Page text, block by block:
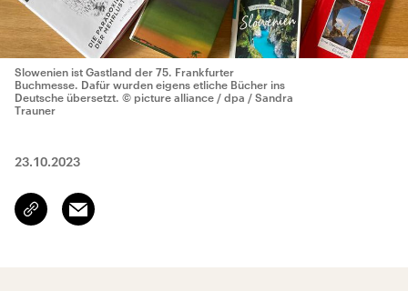
Slowenien ist Gastland der 75. Frankfurter
Buchmesse. Dafür wurden eigens etliche Bücher ins
Deutsche übersetzt. © picture alliance / dpa / Sandra
Trauner
23.10.2023
Link
kopieren/teilen
Email